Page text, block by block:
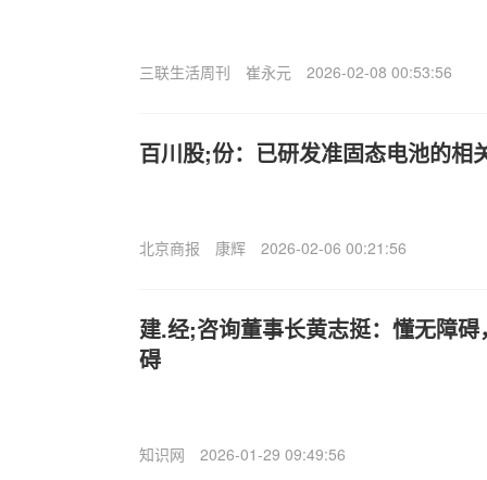
三联生活周刊 崔永元 2026-02-08 00:53:56
百川股;份：已研发准固态电池的相
北京商报 康辉 2026-02-06 00:21:56
建.经;咨询董事长黄志挺：懂无障
碍
知识网 2026-01-29 09:49:56